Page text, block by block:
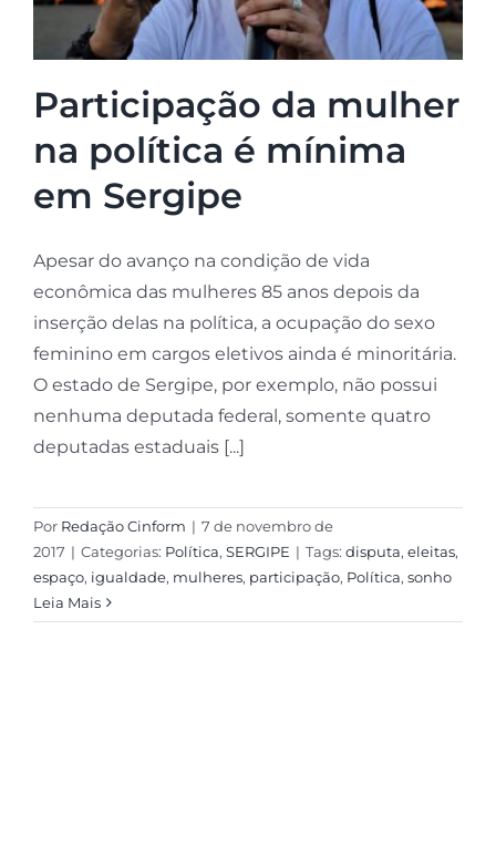
Participação da mulher
na política é mínima
em Sergipe
Apesar do avanço na condição de vida
econômica das mulheres 85 anos depois da
inserção delas na política, a ocupação do sexo
feminino em cargos eletivos ainda é minoritária.
O estado de Sergipe, por exemplo, não possui
nenhuma deputada federal, somente quatro
deputadas estaduais [...]
Por Redação Cinform | 7 de novembro de
2017 | Categorias: Política, SERGIPE | Tags: disputa, eleitas,
espaço, igualdade, mulheres, participação, Política, sonho
Leia Mais